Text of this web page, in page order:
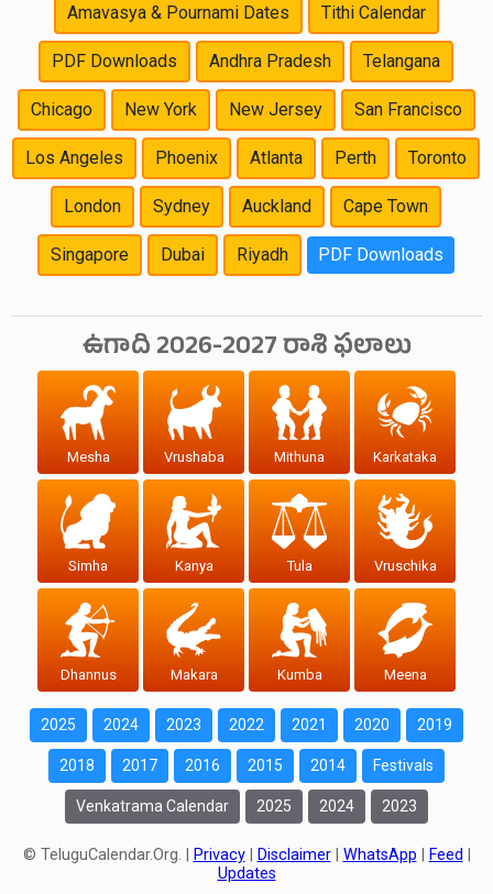
Amavasya & Pournami Dates Tithi Calendar
PDF Downloads Andhra Pradesh Telangana
Chicago New York New Jersey San Francisco
Los Angeles Phoenix Atlanta Perth Toronto
London Sydney Auckland Cape Town
Singapore Dubai Riyadh PDF Downloads
ఉగాది 2026-2027 రాశి ఫలాలు
Mesha Vrushaba Mithuna Karkataka
Simha Kanya Tula Vruschika
Dhannus Makara Kumba Meena
2025 2024 2023 2022 2021 2020 2019
2018 2017 2016 2015 2014 Festivals
Venkatrama Calendar 2025 2024 2023
© TeluguCalendar.Org. | Privacy| Disclaimer| WhatsApp Feed
Updates